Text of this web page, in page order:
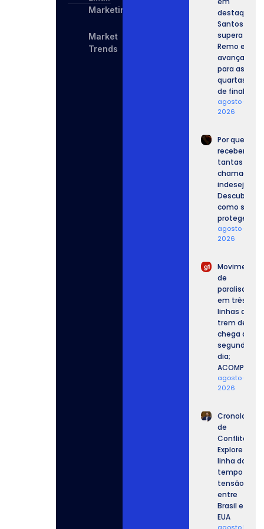
Marketing
Market
Trends
destaque,
Santos
supera o
Remo e
avança
para as
quartas
de final.
agosto 6,
2026
Por que
recebemos
tantas
chamadas
Descubra
como se
proteger.
agosto 6,
2026
Movimento
de
paralisação
em três
linhas de
trem de SP
chega ao
segundo
dia;
ACOMPANHE.
agosto 6,
2026
Cronologia
de
Conflitos:
Explore a
linha do
tempo da
tensão
entre
Brasil e
EUA